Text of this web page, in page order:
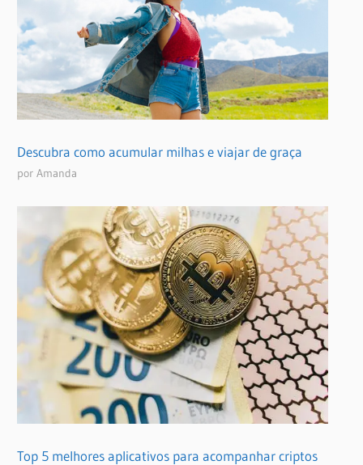
Descubra como acumular milhas e viajar de graça
por Amanda
Top 5 melhores aplicativos para acompanhar criptos